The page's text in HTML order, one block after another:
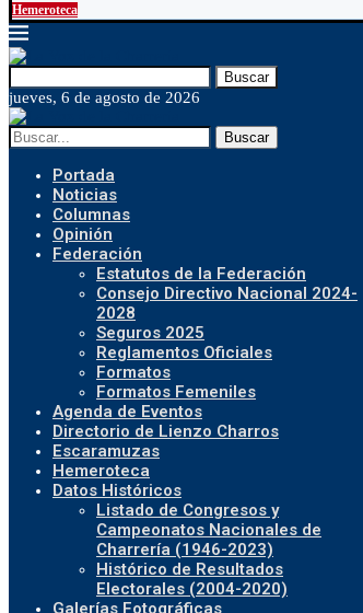
Hemeroteca
Buscar
jueves, 6 de agosto de 2026
Buscar
Portada
Noticias
Columnas
Opinión
Federación
Estatutos de la Federación
Consejo Directivo Nacional 2024-
2028
Seguros 2025
Reglamentos Oficiales
Formatos
Formatos Femeniles
Agenda de Eventos
Directorio de Lienzo Charros
Escaramuzas
Hemeroteca
Datos Históricos
Listado de Congresos y
Campeonatos Nacionales de
Charrería (1946-2023)
Histórico de Resultados
Electorales (2004-2020)
Galerías Fotográficas